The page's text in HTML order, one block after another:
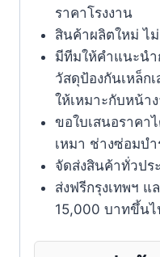
ราคาโรงงาน
สินค้าผลิตใหม่ ไ
มีทีมให้คำแนะนำ
วัสดุป้องกันเหล็ก
ให้เหมาะกับหน้า
ขอใบเสนอราคา
เหมา ช่างซ่อมบำ
จัดส่งสินค้าทั่วปร
ส่งฟรีกรุงเทพฯ
15,000 บาทขึ้นไ